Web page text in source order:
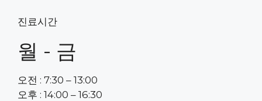
진료시간
월 - 금
오전 : 7:30 – 13:00
오후 : 14:00 – 16:30